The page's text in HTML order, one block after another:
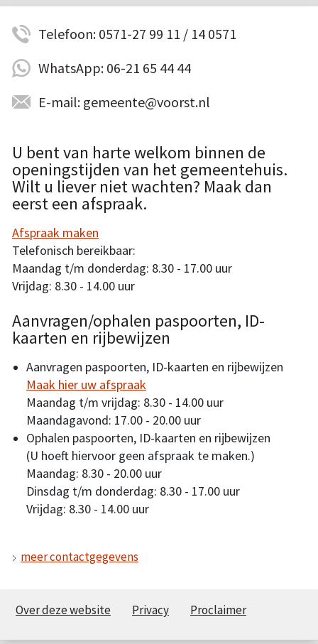
Telefoon: 0571-27 99 11 / 14 0571
WhatsApp: 06-21 65 44 44
E-mail: gemeente@voorst.nl
U bent van harte welkom binnen de
openingstijden van het gemeentehuis.
Wilt u liever niet wachten? Maak dan
eerst een afspraak.
Afspraak maken
Telefonisch bereikbaar:
Maandag t/m donderdag: 8.30 - 17.00 uur
Vrijdag: 8.30 - 14.00 uur
Aanvragen/ophalen paspoorten, ID-
kaarten en rijbewijzen
Aanvragen paspoorten, ID-kaarten en rijbewijzen
Maak hier uw afspraak
Maandag t/m vrijdag: 8.30 - 14.00 uur
Maandagavond: 17.00 - 20.00 uur
Ophalen paspoorten, ID-kaarten en rijbewijzen
(U hoeft hiervoor geen afspraak te maken.)
Maandag: 8.30 - 20.00 uur
Dinsdag t/m donderdag: 8.30 - 17.00 uur
Vrijdag: 8.30 - 14.00 uur
meer contactgegevens
Over deze website Privacy Proclaimer